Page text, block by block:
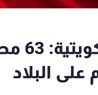
على البلاد